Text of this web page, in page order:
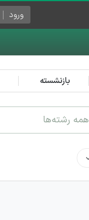
ورود
بازنشسته
همه رشته‌ها